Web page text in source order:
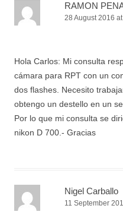
RAMON
28 August 2016
Hola Carlos: Mi consulta
cámara para RPT con un
dos flashes. Necesito
obtengo un destello en un
Por lo que mi consulta se
nikon D 700.- Gracias
Nigel Carballo
11 September